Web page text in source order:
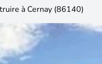
à Cernay (86140)